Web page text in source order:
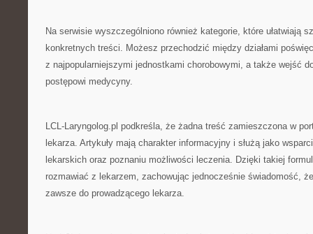
Na serwisie wyszczególniono również kategorie, które ułatwiają
konkretnych treści. Możesz przechodzić między działami
z najpopularniejszymi jednostkami chorobowymi, a także wejść
postępowi medycyny.
LCL-Laryngolog.pl podkreśla, że żadna treść zamieszczona w
lekarza. Artykuły mają charakter informacyjny i służą jako
lekarskich oraz poznaniu możliwości leczenia. Dzięki takiej
rozmawiać z lekarzem, zachowując jednocześnie świadomość,
zawsze do prowadzącego lekarza.